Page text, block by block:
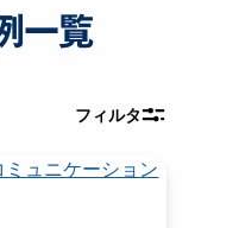
一覧
フィルタ